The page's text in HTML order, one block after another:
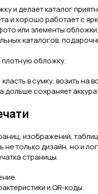
и делает каталог
и хорошо работает с
или элементы обложки.
каталогов,
плотную обложку.
в сумку, возить на
сохраняет
изображений,
только дизайн, но и
страницы.
и QR-коды.